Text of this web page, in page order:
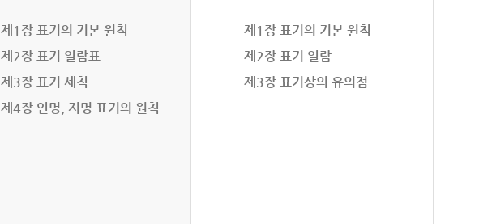
제1장 표기의 기본 원칙
제2장 표기 일람표
제3장 표기 세칙
제4장 인명, 지명 표기의 원칙
제1장 표기의 기본 원칙
제2장 표기 일람
제3장 표기상의 유의점